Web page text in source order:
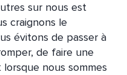
sur nous est
craignons le
évitons de passer à
de faire une
nous sommes